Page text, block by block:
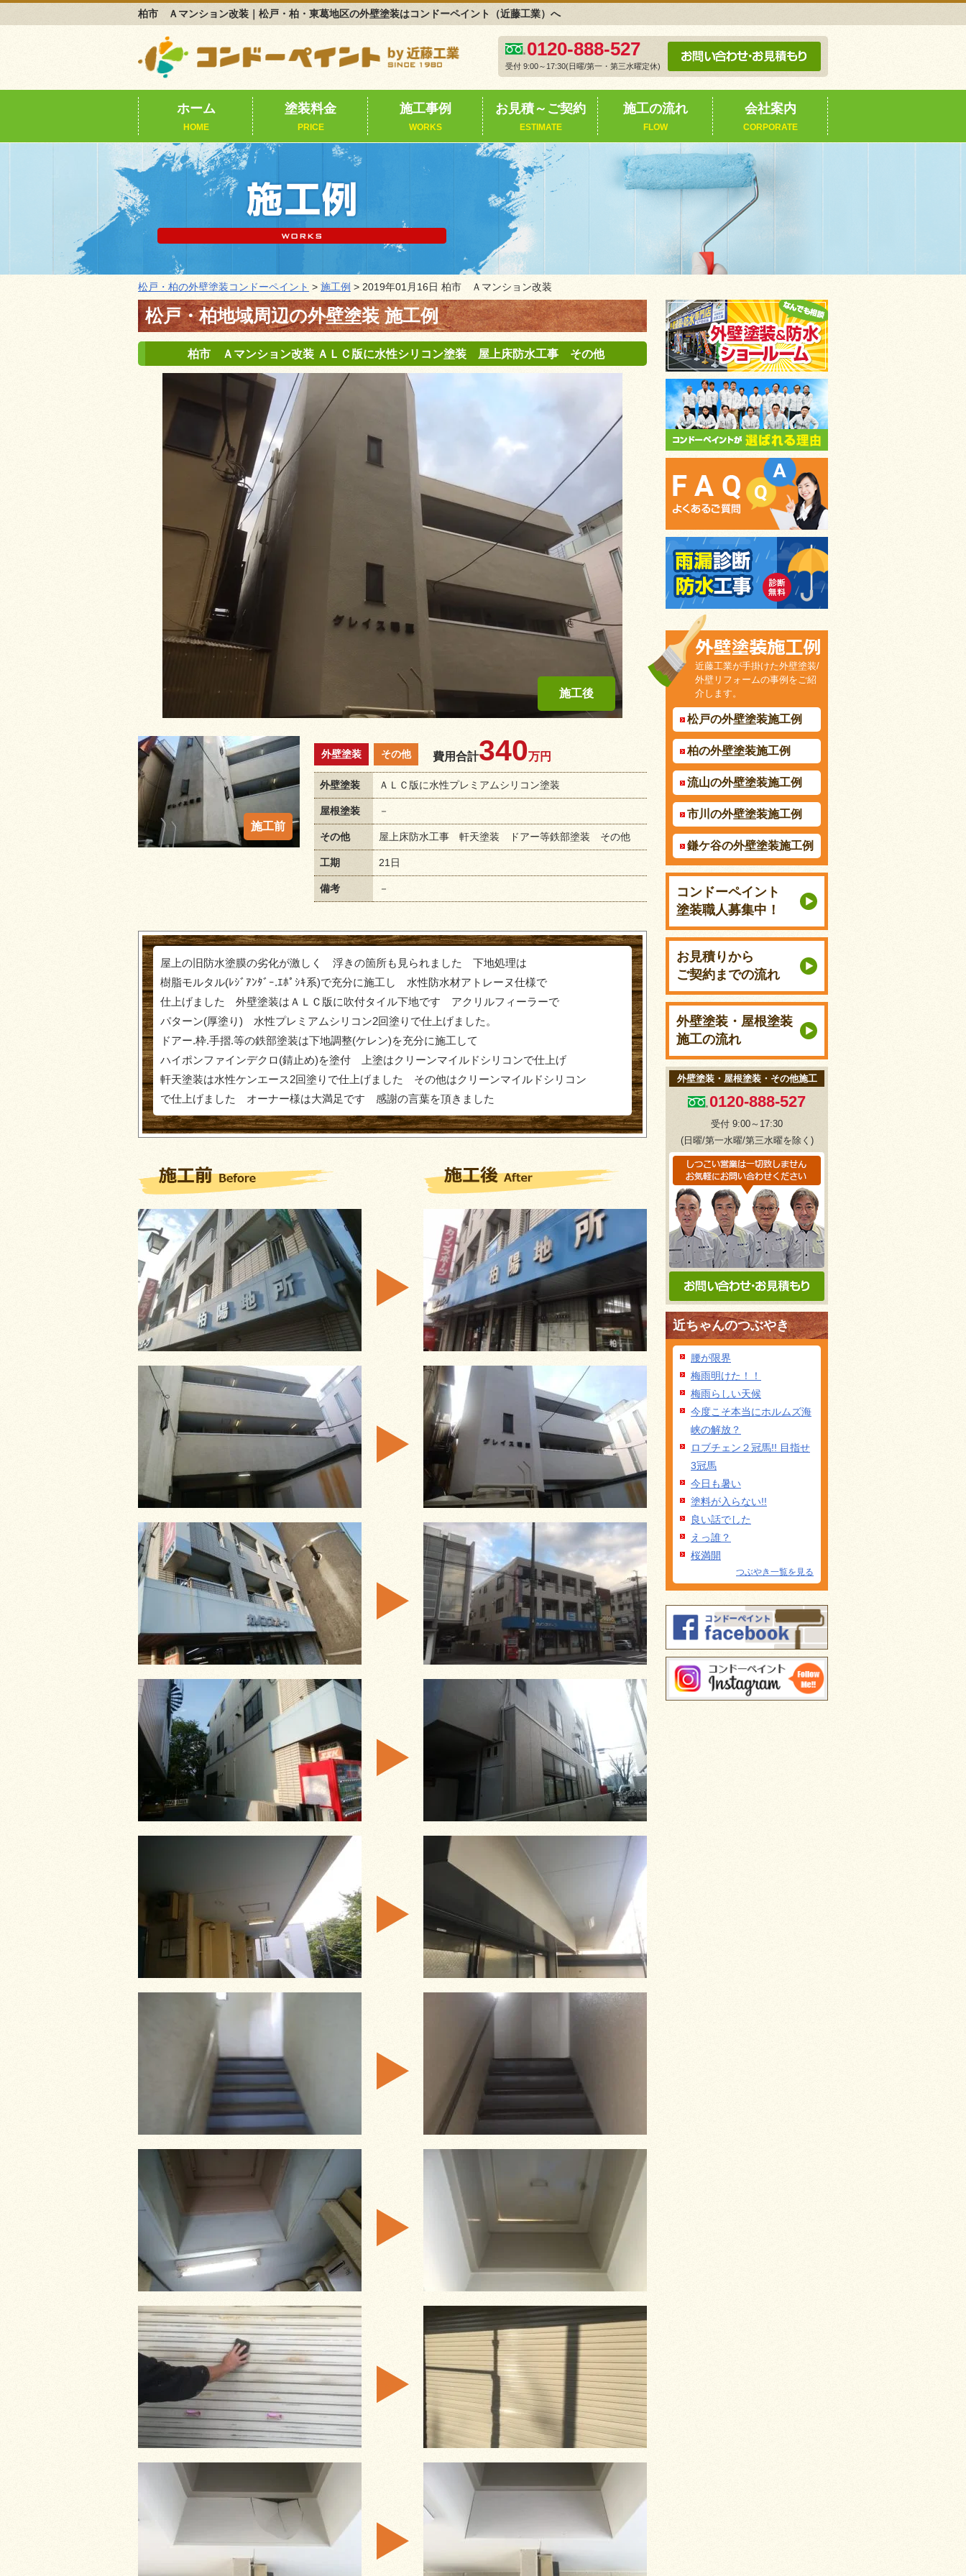
柏市 Ａマンション改装｜松戸・柏・東葛地区の外壁塗装はコンドーペイント（近藤工業）へ
0120-888-527
受付 9:00～17:30(日曜/第一・第三水曜定休)
ホーム
HOME
塗装料金
PRICE
施工事例
WORKS
お見積～ご契約
ESTIMATE
施工の流れ
FLOW
会社案内
CORPORATE
松戸・柏の外壁塗装コンドーペイント > 施工例 > 2019年01月16日 柏市 Ａマンション改装
松戸・柏地域周辺の外壁塗装 施工例
柏市 Ａマンション改装 ＡＬＣ版に水性シリコン塗装 屋上床防水工事 その他
外壁塗装 その他 費用合計340万円
外壁塗装 ＡＬＣ版に水性プレミアムシリコン塗装
屋根塗装 －
その他 屋上床防水工事 軒天塗装 ドアー等鉄部塗装 その他
工期 21日
備考 －
屋上の旧防水塗膜の劣化が激しく 浮きの箇所も見られました 下地処理は
樹脂モルタル(ﾚｼﾞｱﾝﾀﾞｰ.ｴﾎﾟｼｷ系)で充分に施工し 水性防水材アトレーヌ仕様で
仕上げました 外壁塗装はＡＬＣ版に吹付タイル下地です アクリルフィーラーで
パターン(厚塗り) 水性プレミアムシリコン2回塗りで仕上げました。
ドアー.枠.手摺.等の鉄部塗装は下地調整(ケレン)を充分に施工して
ハイポンファインデクロ(錆止め)を塗付 上塗はクリーンマイルドシリコンで仕上げ
軒天塗装は水性ケンエース2回塗りで仕上げました その他はクリーンマイルドシリコン
で仕上げました オーナー様は大満足です 感謝の言葉を頂きました
近藤工業が手掛けた外壁塗装/
外壁リフォームの事例をご紹
介します。
松戸の外壁塗装施工例
柏の外壁塗装施工例
流山の外壁塗装施工例
市川の外壁塗装施工例
鎌ケ谷の外壁塗装施工例
コンドーペイント
塗装職人募集中！
お見積りから
ご契約までの流れ
外壁塗装・屋根塗装
施工の流れ
外壁塗装・屋根塗装・その他施工
0120-888-527
受付 9:00～17:30
(日曜/第一水曜/第三水曜を除く)
近ちゃんのつぶやき
腰が限界
梅雨明けた！！
梅雨らしい天候
今度こそ本当にホルムズ海
峡の解放？
ロブチェン２冠馬!! 目指せ
3冠馬
今日も暑い
塗料が入らない!!
良い話でした
えっ誰？
桜満開
つぶやき一覧を見る